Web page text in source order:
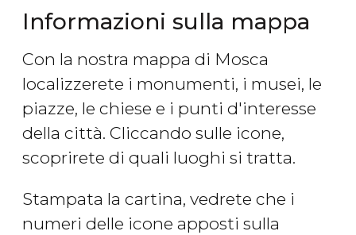
Informazioni sulla mappa
Con la nostra mappa di Mosca
localizzerete i monumenti, i musei, le
piazze, le chiese e i punti d'interesse
della città. Cliccando sulle icone,
scoprirete di quali luoghi si tratta.
Stampata la cartina, vedrete che i
numeri delle icone apposti sulla